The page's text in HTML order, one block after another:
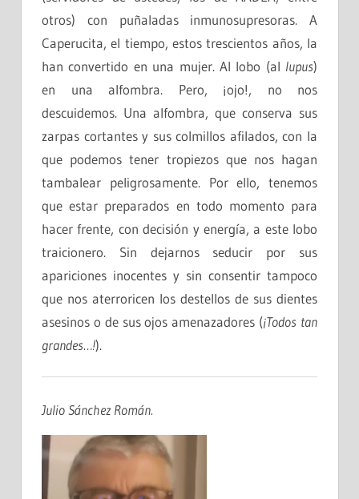
otros) con puñaladas inmunosupresoras. A
Caperucita, el tiempo, estos trescientos años, la
han convertido en una mujer. Al lobo (al lupus)
en una alfombra. Pero, ¡ojo!, no nos
descuidemos. Una alfombra, que conserva sus
zarpas cortantes y sus colmillos afilados, con la
que podemos tener tropiezos que nos hagan
tambalear peligrosamente. Por ello, tenemos
que estar preparados en todo momento para
hacer frente, con decisión y energía, a este lobo
traicionero. Sin dejarnos seducir por sus
apariciones inocentes y sin consentir tampoco
que nos aterroricen los destellos de sus dientes
asesinos o de sus ojos amenazadores (¡Todos tan
grandes…!).
Julio Sánchez Román.